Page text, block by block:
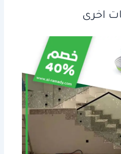
اخرى